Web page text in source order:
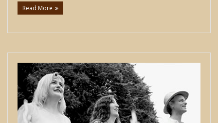
Read More